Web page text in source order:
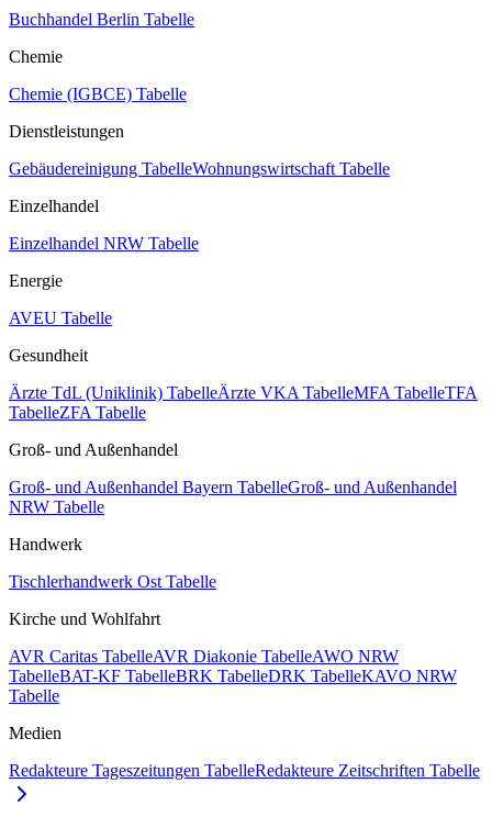
Buchhandel Berlin Tabelle
Chemie
Chemie (IGBCE) Tabelle
Dienstleistungen
Gebäudereinigung TabelleWohnungswirtschaft Tabelle
Einzelhandel
Einzelhandel NRW Tabelle
Energie
AVEU Tabelle
Gesundheit
Ärzte TdL (Uniklinik) TabelleÄrzte VKA TabelleMFA TabelleTFA
TabelleZFA Tabelle
Groß- und Außenhandel
Groß- und Außenhandel Bayern TabelleGroß- und Außenhandel
NRW Tabelle
Handwerk
Tischlerhandwerk Ost Tabelle
Kirche und Wohlfahrt
AVR Caritas TabelleAVR Diakonie TabelleAWO NRW
TabelleBAT-KF TabelleBRK TabelleDRK TabelleKAVO NRW
Tabelle
Medien
Redakteure Tageszeitungen TabelleRedakteure Zeitschriften Tabelle